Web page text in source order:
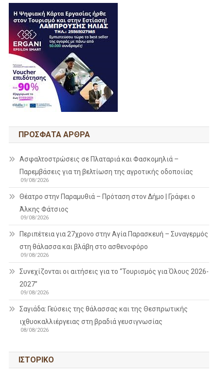
ΠΡΌΣΦΑΤΑ ΆΡΘΡΑ
Ασφαλτοστρώσεις σε Πλαταριά και Φασκομηλιά –
Παρεμβάσεις για τη βελτίωση της αγροτικής οδοποιίας
09/08/2026
Θέατρο στην Παραμυθιά – Πρόταση στον Δήμο | Γράφει ο
Άλκης Φάτσιος
09/08/2026
Περιπέτεια για 27χρονο στην Αγία Παρασκευή – Συναγερμός
στη θάλασσα και βλάβη στο ασθενοφόρο
09/08/2026
Συνεχίζονται οι αιτήσεις για το “Τουρισμός για Όλους 2026-
2027”
09/08/2026
Σαγιάδα: Γεύσεις της θάλασσας και της Θεσπρωτικής
ιχθυοκαλλιέργειας στη βραδιά γευσιγνωσίας
08/08/2026
ΙΣΤΟΡΙΚΌ